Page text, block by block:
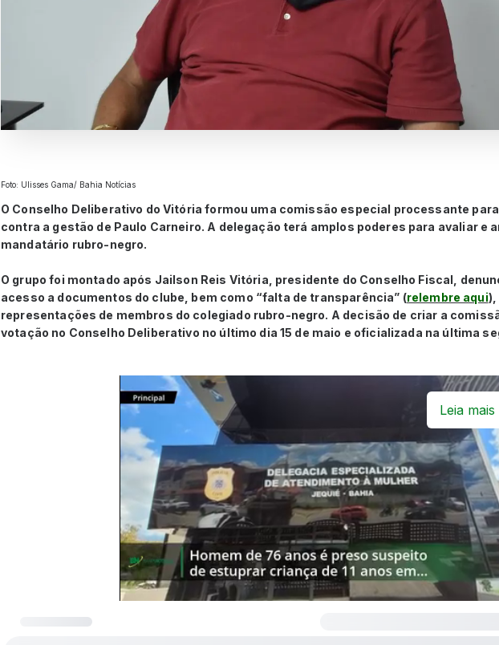
Foto: Ulisses Gama/ Bahia Notícias
O Conselho Deliberativo do Vitória formou uma comissão especial processante
contra a gestão de Paulo Carneiro. A delegação terá amplos poderes para avaliar e
mandatário rubro-negro.
O grupo foi montado após Jailson Reis Vitória, presidente do Conselho Fiscal,
acesso a documentos do clube, bem como “falta de transparência” (relembre aqui),
representações de membros do colegiado rubro-negro. A decisão de criar a
votação no Conselho Deliberativo no último dia 15 de maio e oficializada na última
Leia mais